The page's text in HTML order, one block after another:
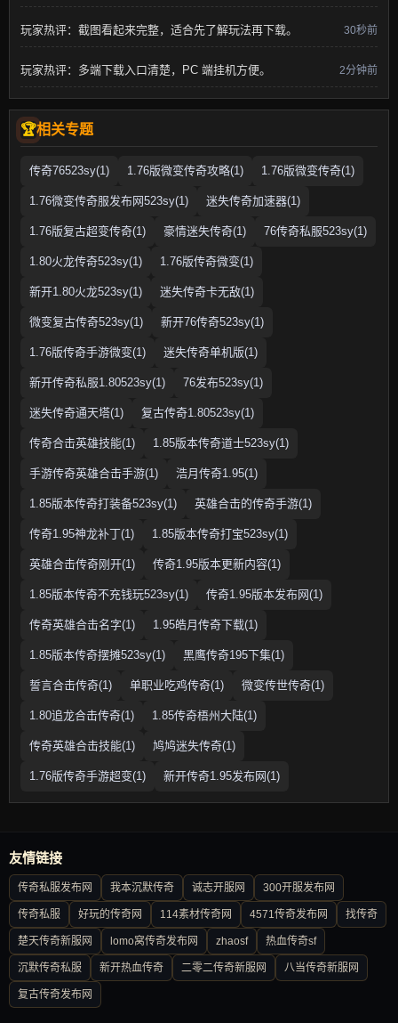
玩家热评：截图看起来完整，适合先了解玩法再下载。 30秒前
玩家热评：多端下载入口清楚，PC 端挂机方便。 2分钟前
相关专题
传奇76523sy(1) 1.76版微变传奇攻略(1) 1.76版微变传奇(1)
1.76微变传奇服发布网523sy(1) 迷失传奇加速器(1)
1.76版复古超变传奇(1) 豪情迷失传奇(1) 76传奇私服523sy(1)
1.80火龙传奇523sy(1) 1.76版传奇微变(1)
新开1.80火龙523sy(1) 迷失传奇卡无敌(1)
微变复古传奇523sy(1) 新开76传奇523sy(1)
1.76版传奇手游微变(1) 迷失传奇单机版(1)
新开传奇私服1.80523sy(1) 76发布523sy(1)
迷失传奇通天塔(1) 复古传奇1.80523sy(1)
传奇合击英雄技能(1) 1.85版本传奇道士523sy(1)
手游传奇英雄合击手游(1) 浩月传奇1.95(1)
1.85版本传奇打装备523sy(1) 英雄合击的传奇手游(1)
传奇1.95神龙补丁(1) 1.85版本传奇打宝523sy(1)
英雄合击传奇刚开(1) 传奇1.95版本更新内容(1)
1.85版本传奇不充钱玩523sy(1) 传奇1.95版本发布网(1)
传奇英雄合击名字(1) 1.95皓月传奇下载(1)
1.85版本传奇摆摊523sy(1) 黑鹰传奇195下集(1)
誓言合击传奇(1) 单职业吃鸡传奇(1) 微变传世传奇(1)
1.80追龙合击传奇(1) 1.85传奇梧州大陆(1)
传奇英雄合击技能(1) 鸠鸠迷失传奇(1)
1.76版传奇手游超变(1) 新开传奇1.95发布网(1)
友情链接
传奇私服发布网 我本沉默传奇 诚志开服网 300开服发布网
传奇私服 好玩的传奇网 114素材传奇网 4571传奇发布网 找传奇
楚天传奇新服网 lomo窝传奇发布网 zhaosf 热血传奇sf
沉默传奇私服 新开热血传奇 二零二传奇新服网 八当传奇新服网
复古传奇发布网